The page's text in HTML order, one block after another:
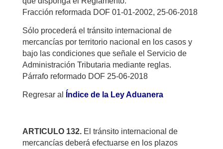
Fracción reformada DOF 01-01-2002, 25-06-2018
Sólo procederá el tránsito internacional de
mercancías por territorio nacional en los casos y
bajo las condiciones que señale el Servicio de
Administración Tributaria mediante reglas.
Párrafo reformado DOF 25-06-2018
Regresar al Índice de la Ley Aduanera
ARTICULO 132.El tránsito internacional de
mercancías deberá efectuarse en los plazos